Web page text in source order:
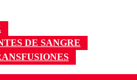
DE SANGRE